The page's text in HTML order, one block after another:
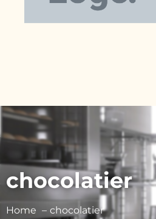
chocolatier
Home chocolatier